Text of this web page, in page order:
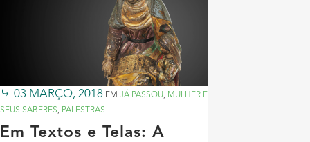
03 MARÇO, 2018 EM JÁ PASSOU, MULHER E
SEUS SABERES, PALESTRAS
Em Textos e Telas: A